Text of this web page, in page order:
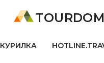
КУРИЛКА